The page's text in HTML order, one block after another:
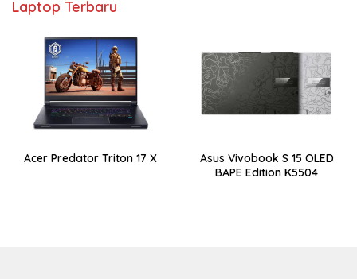
Laptop Terbaru
Acer Predator Triton 17 X
Asus Vivobook S 15 OLED
BAPE Edition K5504